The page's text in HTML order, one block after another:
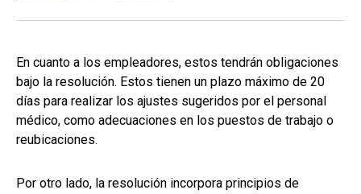
En cuanto a los empleadores, estos tendrán obligaciones
bajo la resolución. Estos tienen un plazo máximo de 20
días para realizar los ajustes sugeridos por el personal
médico, como adecuaciones en los puestos de trabajo o
reubicaciones.
Por otro lado, la resolución incorpora principios de